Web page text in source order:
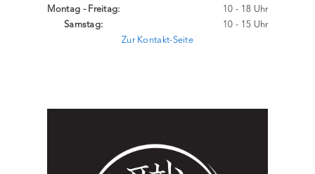
Montag - Freitag:
Samstag:
10 - 18 Uhr
10 - 15 Uhr
Zur Kontakt-Seite